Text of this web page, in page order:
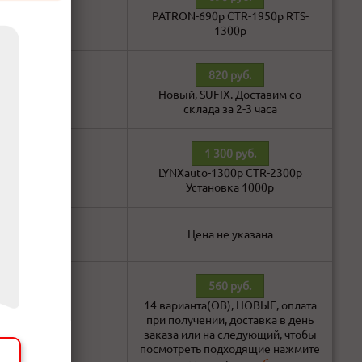
PATRON-690p CTR-1950p RTS-
1300p
820 руб.
Новый, SUFIX. Доставим со
склада за 2-3 часа
1 300 руб.
LYNXauto-1300р CTR-2300р
Установка 1000р
Цена не указана
наличии!
560 руб.
14 варианта(ОВ), НОВЫЕ, оплата
при получении, доставка в день
заказа или на следующий, чтобы
посмотреть подходящие нажмите